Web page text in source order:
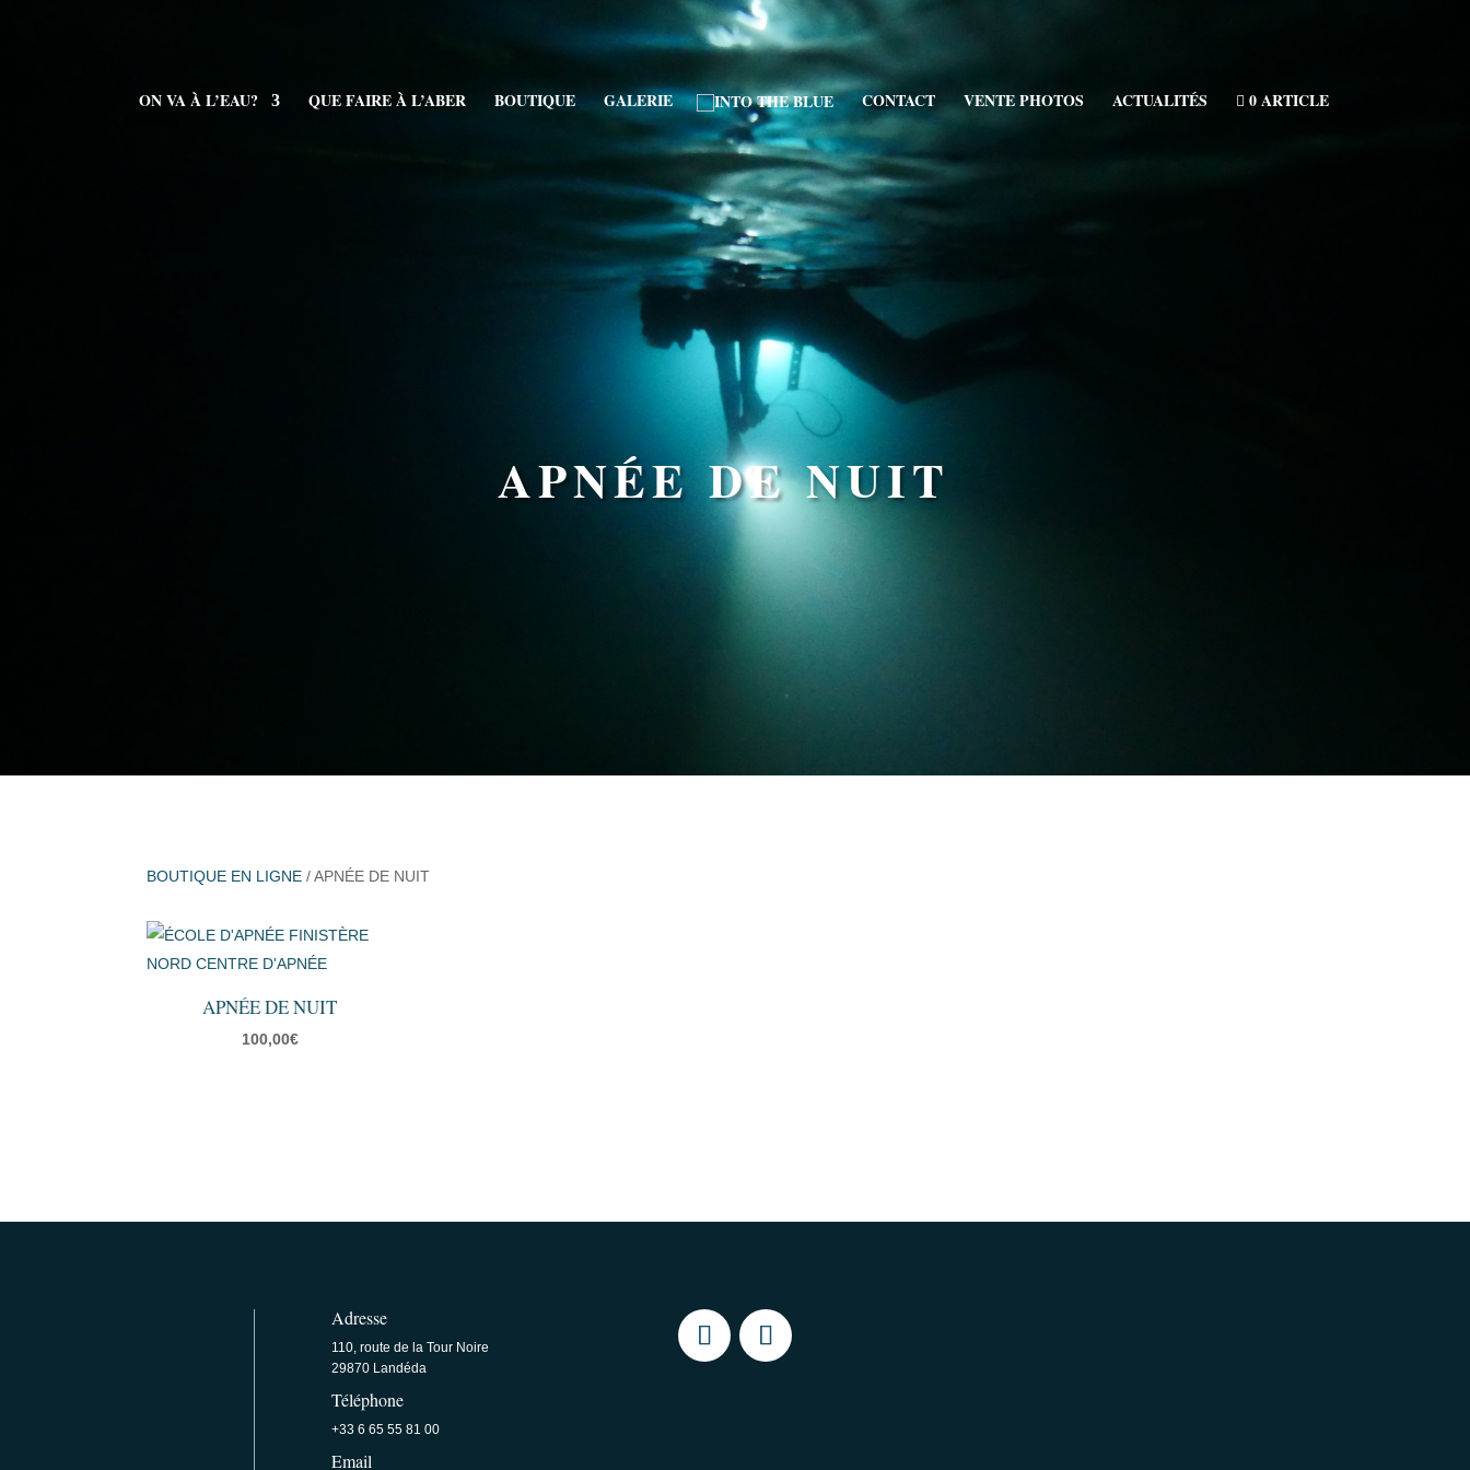
ON VA À L’EAU? QUE FAIRE À L’ABER BOUTIQUE GALERIE CONTACT VENTE PHOTOS ACTUALITÉS 0 ARTICLE
APNÉE DE NUIT
BOUTIQUE EN LIGNE / APNÉE DE NUIT
APNÉE DE NUIT
100,00€
Adresse
110, route de la Tour Noire
29870 Landéda
Téléphone
+33 6 65 55 81 00
Email